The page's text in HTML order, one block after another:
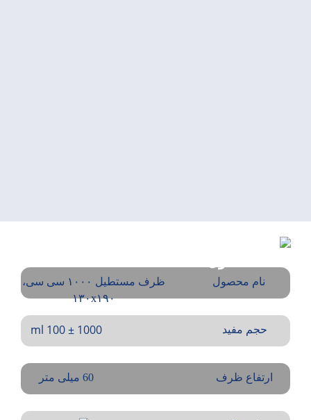
نام محصول
ظرف مستطیل ۱۰۰۰ سی سی،
۱۳۰x۱۹۰
حجم مفید 1000 ± 100 ml
ارتفاع ظرف 60 میلی متر